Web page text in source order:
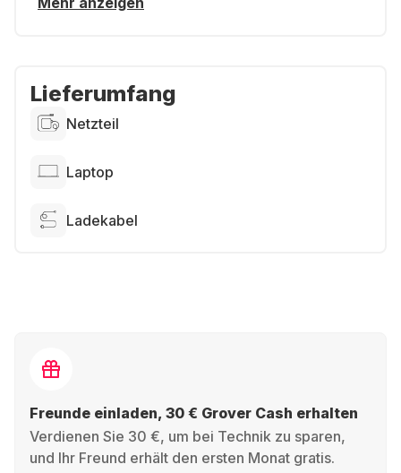
Lieferumfang
Netzteil
Laptop
Ladekabel
Freunde einladen, 30 € Grover Cash erhalten
Verdienen Sie 30 €, um bei Technik zu sparen,
und Ihr Freund erhält den ersten Monat gratis.